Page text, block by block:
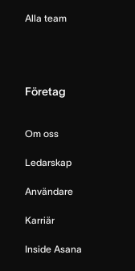
Alla team
Företag
Om oss
Ledarskap
Användare
Karriär
Inside Asana